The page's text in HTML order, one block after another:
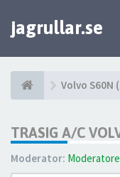
jagrullar.se
Volvo S60N
TRASIG A/C
Moderator: